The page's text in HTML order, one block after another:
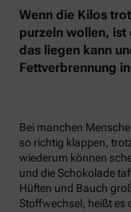
Wenn die Kilos
purzeln wollen,
das liegen kann
Fettverbrennung
Bei manchen
so richtig klappen,
wiederum können
und die Schokolade
Hüften und Bauch
Stoffwechsel, heißt